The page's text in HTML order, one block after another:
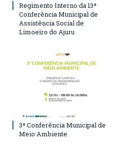
Regimento Interno da 13ª
Conferência Municipal de
Assistência Social de
Limoeiro do Ajuru
3ª Conferência Municipal de
Meio Ambiente